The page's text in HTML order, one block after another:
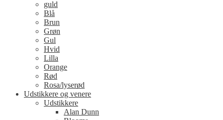
guld
Blå
Brun
Grøn
Gul
Hvid
Lilla
Orange
Rød
Rosa/lyserød
Udstikkere og venere
Udstikkere
Alan Dunn